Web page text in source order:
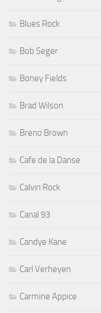
Blues Rock
Bob Seger
Boney Fields
Brad Wilson
Breno Brown
Cafe de la Danse
Calvin Rock
Canal 93
Candye Kane
Carl Verheyen
Carmine Appice